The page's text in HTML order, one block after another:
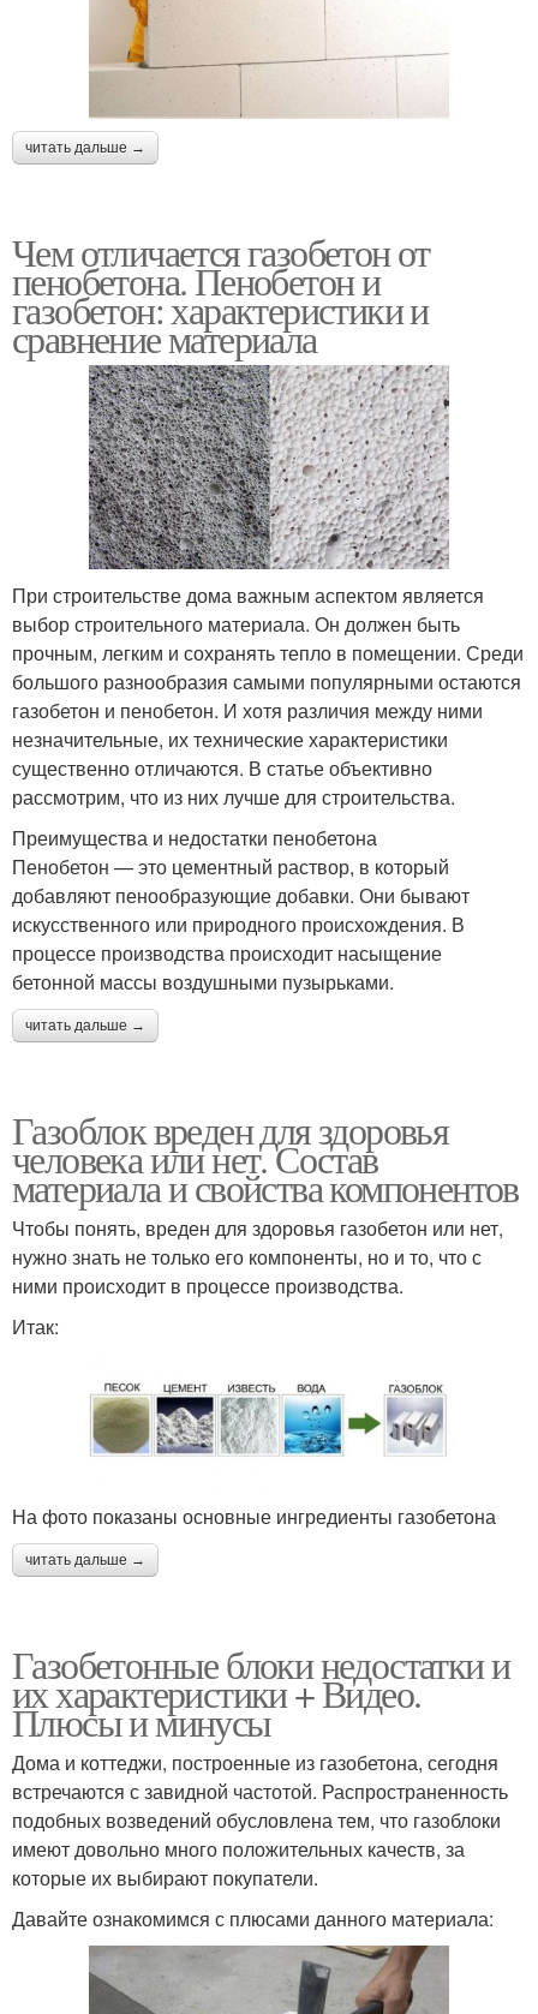
читать дальше →
Чем отличается газобетон от
пенобетона. Пенобетон и
газобетон: характеристики и
сравнение материала
При строительстве дома важным аспектом является
выбор строительного материала. Он должен быть
прочным, легким и сохранять тепло в помещении. Среди
большого разнообразия самыми популярными остаются
газобетон и пенобетон. И хотя различия между ними
незначительные, их технические характеристики
существенно отличаются. В статье объективно
рассмотрим, что из них лучше для строительства.
Преимущества и недостатки пенобетона
Пенобетон — это цементный раствор, в который
добавляют пенообразующие добавки. Они бывают
искусственного или природного происхождения. В
процессе производства происходит насыщение
бетонной массы воздушными пузырьками.
читать дальше →
Газоблок вреден для здоровья
человека или нет. Состав
материала и свойства компонентов
Чтобы понять, вреден для здоровья газобетон или нет,
нужно знать не только его компоненты, но и то, что с
ними происходит в процессе производства.
Итак:
На фото показаны основные ингредиенты газобетона
читать дальше →
Газобетонные блоки недостатки и
их характеристики + Видео.
Плюсы и минусы
Дома и коттеджи, построенные из газобетона, сегодня
встречаются с завидной частотой. Распространенность
подобных возведений обусловлена тем, что газоблоки
имеют довольно много положительных качеств, за
которые их выбирают покупатели.
Давайте ознакомимся с плюсами данного материала: